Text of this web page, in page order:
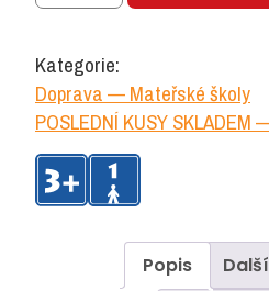
množství
Kategorie:
Doprava — Mateřské školy
POSLEDNÍ KUSY
Popis